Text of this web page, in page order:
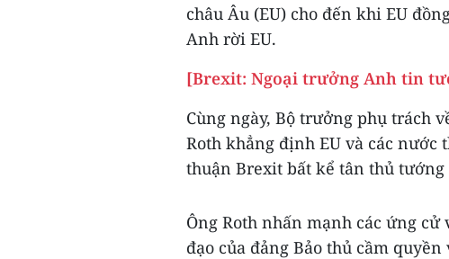
châu Âu (EU) cho đến khi EU
Anh rời EU.
[Brexit: Ngoại trưởng Anh tin
Cùng ngày, Bộ trưởng phụ trách
Roth khẳng định EU và các nước
thuận Brexit bất kể tân thủ
Ông Roth nhấn mạnh các ứng
đạo của đảng Bảo thủ cầm